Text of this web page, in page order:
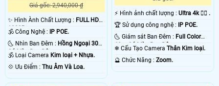
Giá gốc: 2,940,000 ₫
✨ Hình Ành Chất Lượng : FULL HD
1080P .
🕉️ Công Nghệ : IP POE.
🌜 Nhìn Ban Đêm : Hồng Ngoại 30m
Có Màu Ban Ðêm.
🕉️ Loại Camera Kim loại + Nhựa.
️💠 Ưu Điểm : Thu Âm Và Loa.
️⚡ Hình ảnh chất lượng :Ultra 4k 👍🏾 .
🏆 Sử dụng công nghệ : IP POE.
🌜 Giám sát Ban Đêm : Full Color
60m Có Màu Ban Ðêm.
❄ Cấu Tạo CameraThân Kim loại.
️🔮 Chức Năng :Zoom.